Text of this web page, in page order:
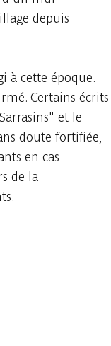
depuis
à cette époque.
Certains écrits
et le
doute fortifiée,
en cas
de la